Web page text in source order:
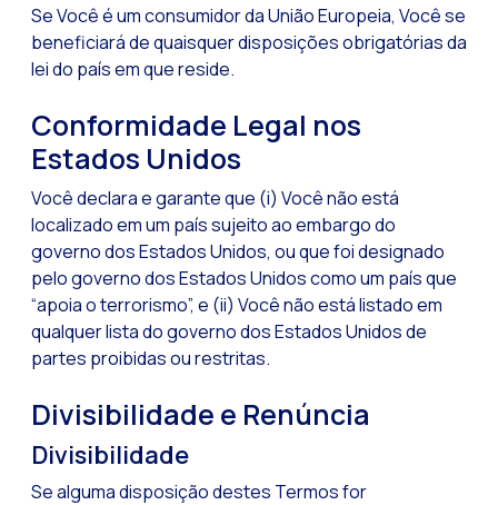
Se Você é um consumidor da União Europeia, Você se
beneficiará de quaisquer disposições obrigatórias da
lei do país em que reside.
Conformidade Legal nos
Estados Unidos
Você declara e garante que (i) Você não está
localizado em um país sujeito ao embargo do
governo dos Estados Unidos, ou que foi designado
pelo governo dos Estados Unidos como um país que
“apoia o terrorismo”, e (ii) Você não está listado em
qualquer lista do governo dos Estados Unidos de
partes proibidas ou restritas.
Divisibilidade e Renúncia
Divisibilidade
Se alguma disposição destes Termos for